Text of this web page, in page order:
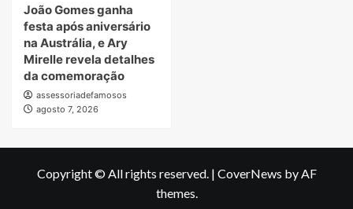
João Gomes ganha
festa após aniversário
na Austrália, e Ary
Mirelle revela detalhes
da comemoração
assessoriadefamosos
agosto 7, 2026
Copyright © All rights reserved. | CoverNews by AF
themes.